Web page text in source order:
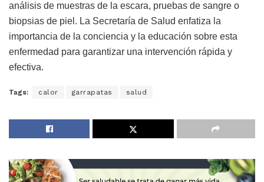
análisis de muestras de la escara, pruebas de sangre o
biopsias de piel. La Secretaría de Salud enfatiza la
importancia de la conciencia y la educación sobre esta
enfermedad para garantizar una intervención rápida y
efectiva.
Tags: calor garrapatas salud